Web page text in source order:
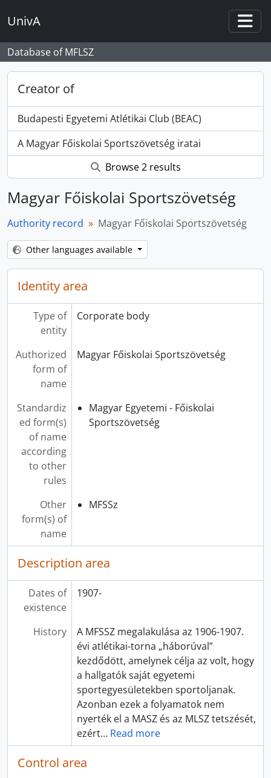
UnivA
Database of MFLSZ
Creator of
Budapesti Egyetemi Atlétikai Club (BEAC)
A Magyar Főiskolai Sportszövetség iratai
Browse 2 results
Magyar Főiskolai Sportszövetség
Authority record Magyar Főiskolai Sportszövetség
Other languages available
Identity area
Type of
entity
Corporate body
Authorized
form of
name
Magyar Főiskolai Sportszövetség
Standardiz
ed form(s)
of name
according
to other
rules
Magyar Egyetemi - Főiskolai
Sportszövetség
Other
form(s) of
name
MFSSz
Description area
Dates of
existence
1907-
History
A MFSSZ megalakulása az 1906-1907.
évi atlétikai-torna „háborúval”
kezdődött, amelynek célja az volt, hogy
a hallgatók saját egyetemi
sportegyesületekben sportoljanak.
Azonban ezek a folyamatok nem
nyerték el a MASZ és az MLSZ tetszését,
ezért… Read more
Control area